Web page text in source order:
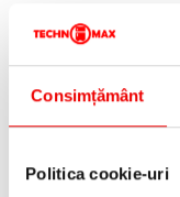
Consimțământ
Politica cookie-uri